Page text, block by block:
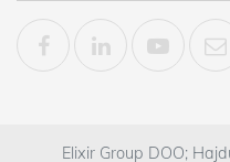
Elixir Group DOO;